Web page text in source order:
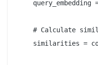
query_embedding
# Calculate
similarities =